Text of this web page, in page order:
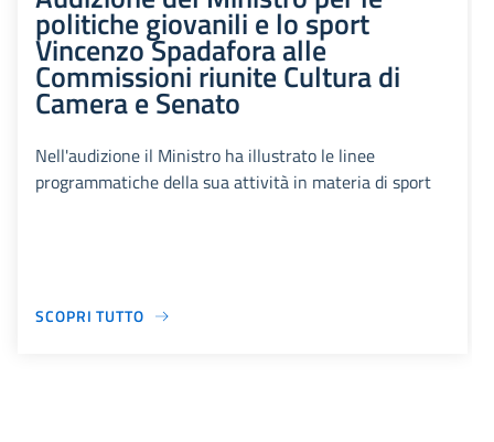
politiche giovanili e lo sport
Vincenzo Spadafora alle
Commissioni riunite Cultura di
Camera e Senato
Nell'audizione il Ministro ha illustrato le linee
programmatiche della sua attività in materia di sport
SCOPRI TUTTO